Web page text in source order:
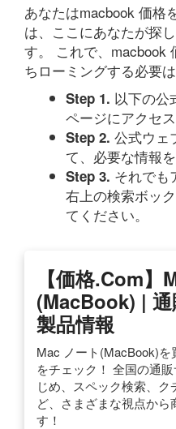
あなたはmacbook 価格
は、ここにあなたが探
す。 これで、macbook
ちローミングする必要は
Step 1. 以下の公
ページにアクセ
Step 2. 公式ウェ
て、必要な情報
Step 3. それでも
右上の検索ボッ
てください。
【価格.com】
(MacBook) | 通
製品情報
Mac ノート(MacBook)
をチェック！ 全国の通
じめ、スペック検索、
ど、さまざまな視点から
す！